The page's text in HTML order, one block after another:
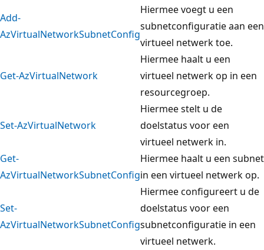
Add-
AzVirtualNetworkSubnetConfig
Hiermee voegt u een
subnetconfiguratie aan een
virtueel netwerk toe.
Get-AzVirtualNetwork
Hiermee haalt u een
virtueel netwerk op in een
resourcegroep.
Set-AzVirtualNetwork
Hiermee stelt u de
doelstatus voor een
virtueel netwerk in.
Get-
AzVirtualNetworkSubnetConfig
Hiermee haalt u een subnet
in een virtueel netwerk op.
Set-
AzVirtualNetworkSubnetConfig
Hiermee configureert u de
doelstatus voor een
subnetconfiguratie in een
virtueel netwerk.